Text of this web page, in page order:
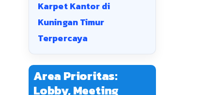
Karpet Kantor di
Kuningan Timur
Terpercaya
Area Prioritas:
Lobby, Meeting